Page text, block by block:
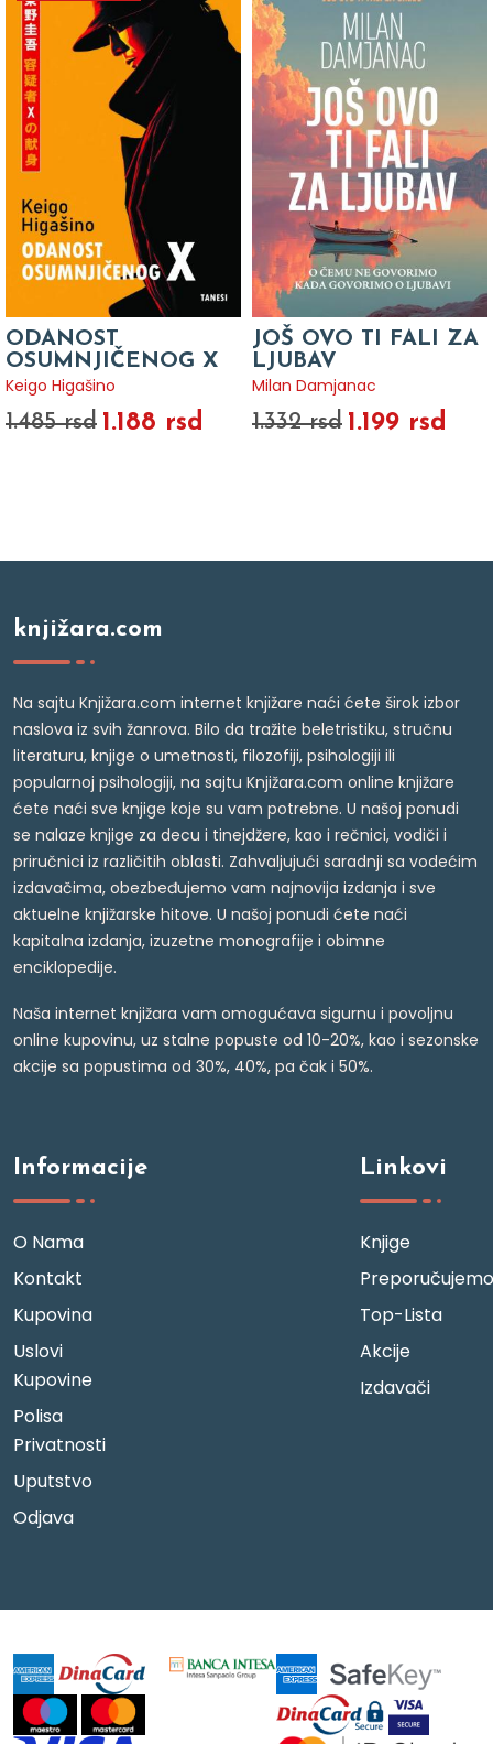
ODANOST
OSUMNJIČENOG X
Keigo Higašino
1.485 rsd 1.188 rsd
JOŠ OVO TI FALI ZA
LJUBAV
Milan Damjanac
1.332 rsd 1.199 rsd
knjižara.com
Na sajtu Knjižara.com internet knjižare naći ćete širok izbor
naslova iz svih žanrova. Bilo da tražite beletristiku, stručnu
literaturu, knjige o umetnosti, filozofiji, psihologiji ili
popularnoj psihologiji, na sajtu Knjižara.com online knjižare
ćete naći sve knjige koje su vam potrebne. U našoj ponudi
se nalaze knjige za decu i tinejdžere, kao i rečnici, vodiči i
priručnici iz različitih oblasti. Zahvaljujući saradnji sa vodećim
izdavačima, obezbeđujemo vam najnovija izdanja i sve
aktuelne knjižarske hitove. U našoj ponudi ćete naći
kapitalna izdanja, izuzetne monografije i obimne
enciklopedije.
Naša internet knjižara vam omogućava sigurnu i povoljnu
online kupovinu, uz stalne popuste od 10-20%, kao i sezonske
akcije sa popustima od 30%, 40%, pa čak i 50%.
Informacije
O Nama
Kontakt
Kupovina
Uslovi
Kupovine
Polisa
Privatnosti
Uputstvo
Odjava
Linkovi
Knjige
Preporučujemo
Top-Lista
Akcije
Izdavači